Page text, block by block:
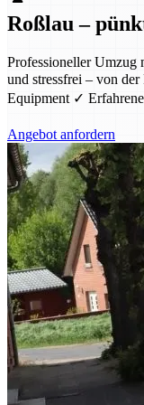
Roßlau –
Professioneller Umzug
und stressfrei – von
Equipment ✓
Angebot anfordern